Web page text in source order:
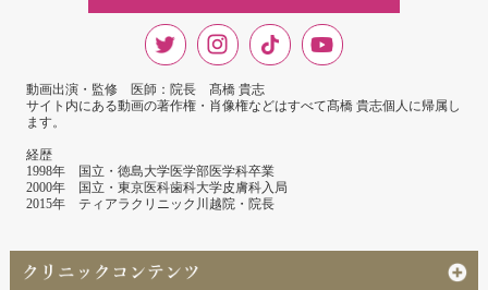
動画出演・監修 医師：院長 髙橋 貴志
サイト内にある動画の著作権・肖像権などはすべて髙橋 貴志個人に帰属し
ます。
経歴
1998年 国立・徳島大学医学部医学科卒業
2000年 国立・東京医科歯科大学皮膚科入局
2015年 ティアラクリニック川越院・院長